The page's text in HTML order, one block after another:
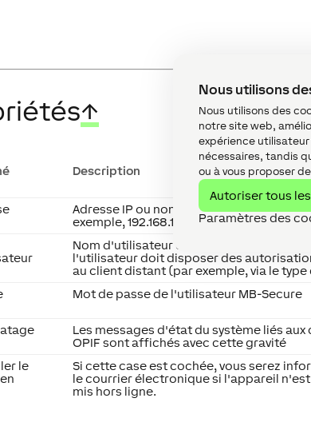
Nous utilisons
Nous utilisons des
notre site web,
expérience
nécessaires, tandis
ou à vous proposer
Autoriser tous
Paramètres des
↑
Description
Adresse IP ou nom d'hôte et port du
exemple, 192.168.178.100 :443).
Nom d'utilisateur de l'utilisateur de MB-
l'utilisateur doit disposer des
au client distant (par exemple, via le type
Mot de passe de l'utilisateur MB-Secure
Les messages d'état du système liés
OPIF sont affichés avec cette gravité
le
Si cette case est cochée, vous serez
le courrier électronique si l'appareil
mis hors ligne.